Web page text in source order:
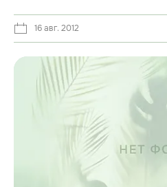
16 авг. 2012